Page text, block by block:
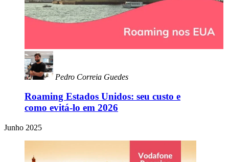
Pedro Correia Guedes
Roaming Estados Unidos: seu custo e
como evitá-lo em 2026
Junho 2025